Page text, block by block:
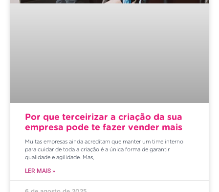
Por que terceirizar a criação da sua
empresa pode te fazer vender mais
Muitas empresas ainda acreditam que manter um time interno
para cuidar de toda a criação é a única forma de garantir
qualidade e agilidade. Mas,
LER MAIS »